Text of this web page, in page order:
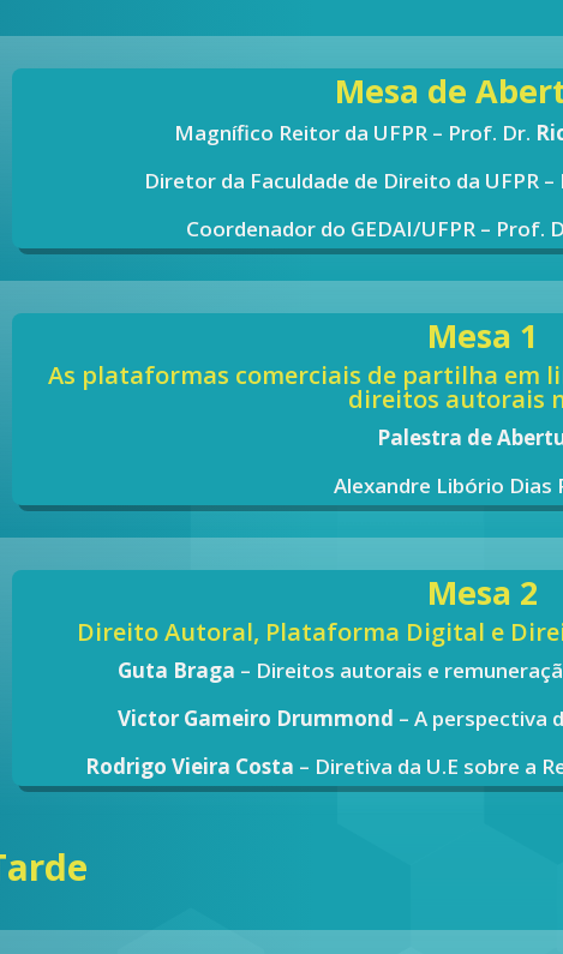
Mesa de
Magnífico Reitor da UFPR – Prof. Dr.
Diretor da Faculdade de Direito da UFPR –
Coordenador do GEDAI/UFPR – Prof.
Mesa 1
As plataformas comerciais de partilha em
direitos autorais
Palestra de
Alexandre Libório Dias
Mesa 2
Direito Autoral, Plataforma Digital e
Guta Braga – Direitos autorais e
Victor Gameiro Drummond – A perspectiva
Rodrigo Vieira Costa – Diretiva da U.E sobre a